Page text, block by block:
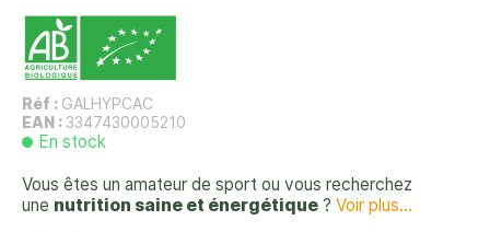
Réf : GALHYPCAC
EAN : 3347430005210
En stock
Vous êtes un amateur de sport ou vous recherchez
une nutrition saine et énergétique ? Voir plus...